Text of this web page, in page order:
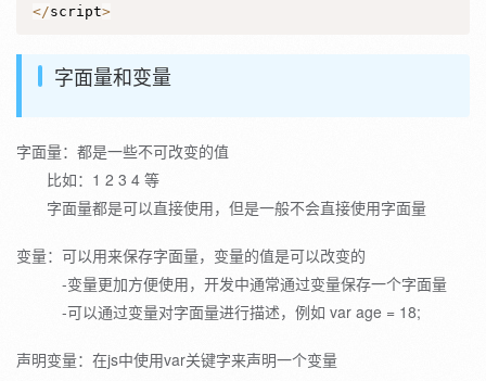
</script>
字面量和变量
字面量：都是一些不可改变的值
比如：1 2 3 4 等
字面量都是可以直接使用，但是一般不会直接使用字面量
变量：可以用来保存字面量，变量的值是可以改变的
-变量更加方便使用，开发中通常通过变量保存一个字面量
-可以通过变量对字面量进行描述，例如 var age = 18;
声明变量：在js中使用var关键字来声明一个变量